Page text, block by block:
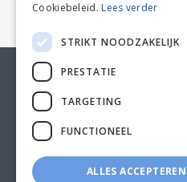
KLANTENSERVICE
Cookiebeleid. Lees verder
STRIKT NOODZAKELIJK
PRESTATIE
TARGETING
FUNCTIONEEL
ALLES ACCEPTEREN